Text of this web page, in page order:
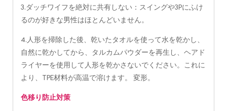
3.ダッチワイフを絶対に共有しない：スイングや3Pにふけ
るのが好きな男性はほとんどいません。
4.人形を掃除した後、乾いたタオルを使って水を乾かし、
自然に乾かしてから、タルカムパウダーを再生し、ヘアド
ライヤーを使用して人形を乾かさないでください。これに
より、TPE材料が高温で溶けます。 変形。
色移り防止対策